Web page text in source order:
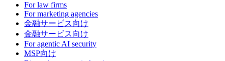
For law firms
For marketing agencies
金融サービス向け
金融サービス向け
For agentic AI security
MSP向け